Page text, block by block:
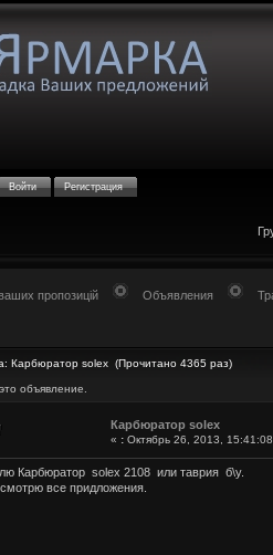
Войти Регистрация
пропозицій Объявления
Карбюратор solex (Прочитано 4365 раз)
объявление.
Карбюратор solex
« : Октябрь 26, 2013,
Карбюратор solex 2108 или таврия б\у.
все придложения.